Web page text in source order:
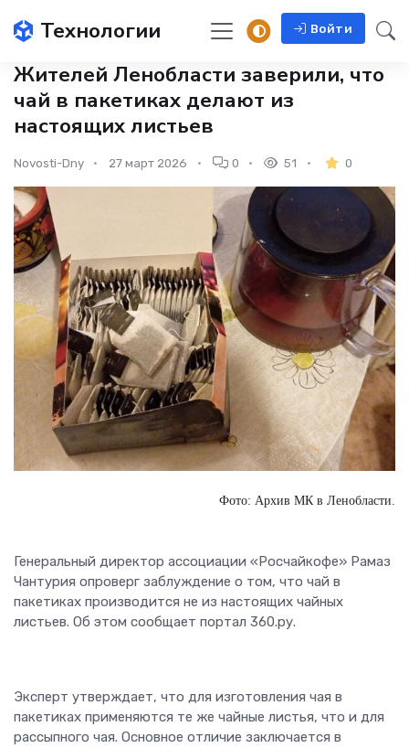
Технологии Войти
Жителей Ленобласти заверили, что
чай в пакетиках делают из
настоящих листьев
Novosti-Dny 27 март 2026 0 51 0
Фото: Архив МК в Ленобласти.
Генеральный директор ассоциации «Росчайкофе» Рамаз
Чантурия опроверг заблуждение о том, что чай в
пакетиках производится не из настоящих чайных
листьев. Об этом сообщает портал 360.ру.
Эксперт утверждает, что для изготовления чая в
пакетиках применяются те же чайные листья, что и для
рассыпного чая. Основное отличие заключается в